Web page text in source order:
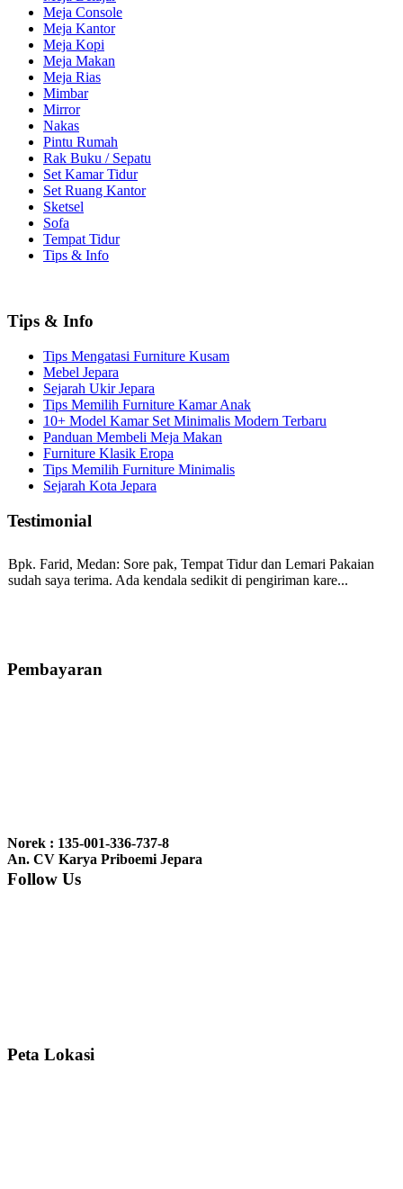
Meja Console
Meja Kantor
Meja Kopi
Meja Makan
Meja Rias
Mimbar
Mirror
Nakas
Pintu Rumah
Rak Buku / Sepatu
Set Kamar Tidur
Set Ruang Kantor
Sketsel
Sofa
Tempat Tidur
Tips & Info
Tips & Info
Tips Mengatasi Furniture Kusam
Mebel Jepara
Sejarah Ukir Jepara
Tips Memilih Furniture Kamar Anak
10+ Model Kamar Set Minimalis Modern Terbaru
Panduan Membeli Meja Makan
Furniture Klasik Eropa
Tips Memilih Furniture Minimalis
Sejarah Kota Jepara
Testimonial
Bpk. Farid, Medan: Sore pak, Tempat Tidur dan Lemari Pakaian
sudah saya terima. Ada kendala sedikit di pengiriman kare...
bale2 dan kursi teras saya sudah saya terima dan p...
nyesel deh beli geby...
Pembayaran
Norek : 135-001-336-737-8
An. CV Karya Priboemi Jepara
Follow Us
Peta Lokasi